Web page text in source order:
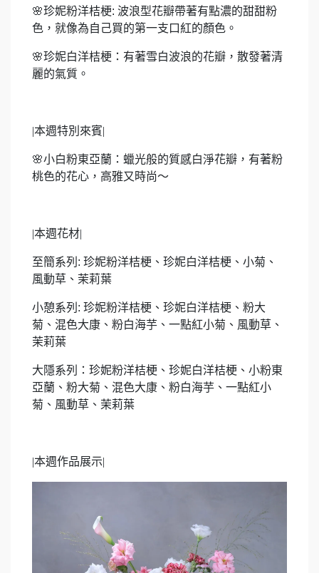
🌸珍妮粉洋桔梗: 波浪型花瓣帶著有點濃的甜甜粉
色，就像為自己買的第一支口紅的顏色。
🌸珍妮白洋桔梗：有著雪白波浪的花瓣，散發著清
麗的氣質。
|本週特別來賓|
🌸小白粉東亞蘭：蠟光般的質感白淨花瓣，有著粉
桃色的花心，高雅又時尚～
|本週花材|
至簡系列: 珍妮粉洋桔梗、珍妮白洋桔梗、小菊、
風動草、茉莉葉
小憩系列: 珍妮粉洋桔梗、珍妮白洋桔梗、粉大
菊、混色大康、粉白海芋、一點紅小菊、風動草、
茉莉葉
大隱系列
：珍妮粉洋桔梗、珍妮白洋桔梗、小粉東
亞蘭、粉大菊、混色大康、粉白海芋、一點紅小
菊、風動草、茉莉葉
|本週作品展示|